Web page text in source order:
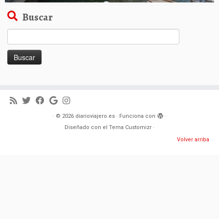
Buscar
· © 2026 diarioviajero.es· Funciona con
·
Diseñado con el Tema Customizr ·
Volver arriba